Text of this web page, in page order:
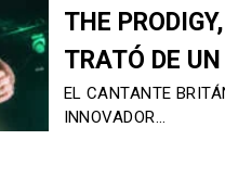
THE
TRATÓ DE
EL CANTANTE
INNOVADOR…